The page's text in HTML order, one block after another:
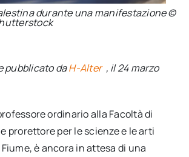
durante una manifestazione ©
pubblicato daH-Alter , il 24 marzo
ordinario alla Facoltà di
prorettore per le scienze e le arti
è ancora in attesa di una